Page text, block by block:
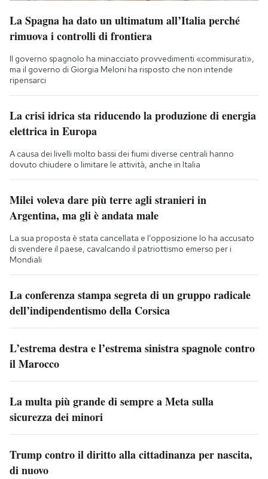
La Spagna ha dato un ultimatum all’Italia perché
rimuova i controlli di frontiera
Il governo spagnolo ha minacciato provvedimenti «commisurati»,
ma il governo di Giorgia Meloni ha risposto che non intende
ripensarci
La crisi idrica sta riducendo la produzione di energia
elettrica in Europa
A causa dei livelli molto bassi dei fiumi diverse centrali hanno
dovuto chiudere o limitare le attività, anche in Italia
Milei voleva dare più terre agli stranieri in
Argentina, ma gli è andata male
La sua proposta è stata cancellata e l’opposizione lo ha accusato
di svendere il paese, cavalcando il patriottismo emerso per i
Mondiali
La conferenza stampa segreta di un gruppo radicale
dell’indipendentismo della Corsica
L’estrema destra e l’estrema sinistra spagnole contro
il Marocco
La multa più grande di sempre a Meta sulla
sicurezza dei minori
Trump contro il diritto alla cittadinanza per nascita,
di nuovo